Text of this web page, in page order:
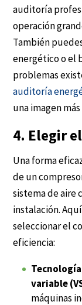
auditoría
operación
También
energético o el
problemas
auditoría
una imagen
4. Elegir
Una forma
de un
sistema de aire
instalación.
seleccionar el
eficiencia:
variable
máquinas